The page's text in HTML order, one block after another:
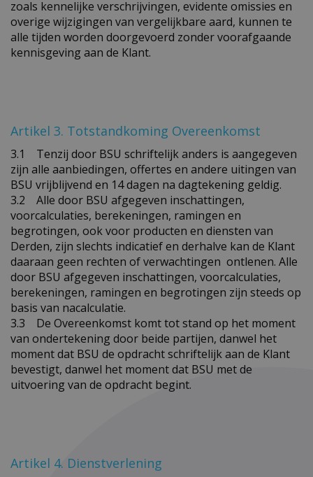
zoals kennelijke verschrijvingen, evidente omissies en
overige wijzigingen van vergelijkbare aard, kunnen te
alle tijden worden doorgevoerd zonder voorafgaande
kennisgeving aan de Klant.
Artikel 3. Totstandkoming Overeenkomst
3.1 Tenzij door BSU schriftelijk anders is aangegeven
zijn alle aanbiedingen, offertes en andere uitingen van
BSU vrijblijvend en 14 dagen na dagtekening geldig.
3.2 Alle door BSU afgegeven inschattingen,
voorcalculaties, berekeningen, ramingen en
begrotingen, ook voor producten en diensten van
Derden, zijn slechts indicatief en derhalve kan de Klant
daaraan geen rechten of verwachtingen ontlenen. Alle
door BSU afgegeven inschattingen, voorcalculaties,
berekeningen, ramingen en begrotingen zijn steeds op
basis van nacalculatie.
3.3 De Overeenkomst komt tot stand op het moment
van ondertekening door beide partijen, danwel het
moment dat BSU de opdracht schriftelijk aan de Klant
bevestigt, danwel het moment dat BSU met de
uitvoering van de opdracht begint.
Artikel 4. Dienstverlening